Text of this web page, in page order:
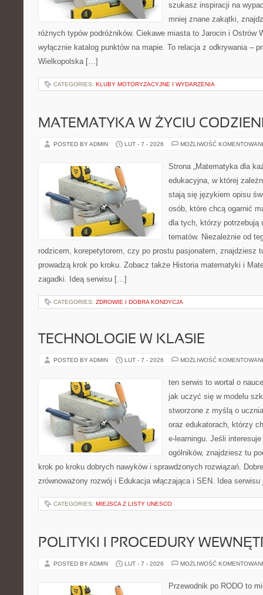
szukasz inspiracji na
mniej znane zakątki,
różnych typów podróżników. Ciekawe miasta to Jarocin i Ostrów
wyłącznie katalog punktów na mapie. To relacja z odkrywania –
Wielkopolska […]
CATEGORIES: KLUBY MOTORYZACYJNE I WYDARZENIA
MATEMATYKA W ŻYCIU
POSTED BY ADMIN LUT - 7 - 2026 MOŻLIWOŚĆ
Strona „Matematyka dla
edukacyjna, w której
stają się językiem opisu
osób, które chcą ogarnić
dla tych, którzy potrzebują
tematów. Niezależnie od
rodzicem, korepetytorem, czy po prostu pasjonatem, znajdziesz
prowadzą krok po kroku. Zobacz także Historia matematyki i
zagadki. Ideą serwisu […]
CATEGORIES: ZDROWIE I DOBRA KONDYCJA
TECHNOLOGIE W KLASIE
POSTED BY ADMIN LUT - 7 - 2026 MOŻLIWOŚĆ
ten serwis to wortal o
jak uczyć się w modelu
stworzone z myślą o
oraz edukatorach, którzy
e-learningu. Jeśli
ogólników, znajdziesz tu
krok po kroku dobrych nawyków i sprawdzonych rozwiązań.
zrównoważony rozwój i Edukacja włączająca i SEN. Idea
CATEGORIES: MIEJSCA Z LISTY UNESCO
POLITYKI I PROCEDURY
POSTED BY ADMIN LUT - 7 - 2026 MOŻLIWOŚĆ
Przewodnik po RODO to